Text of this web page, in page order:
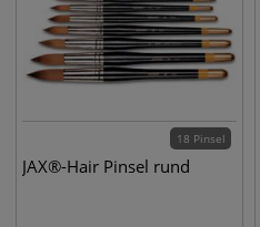
18 Pinsel
JAX®-Hair Pinsel rund